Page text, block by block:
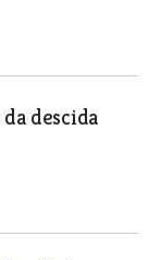
descida